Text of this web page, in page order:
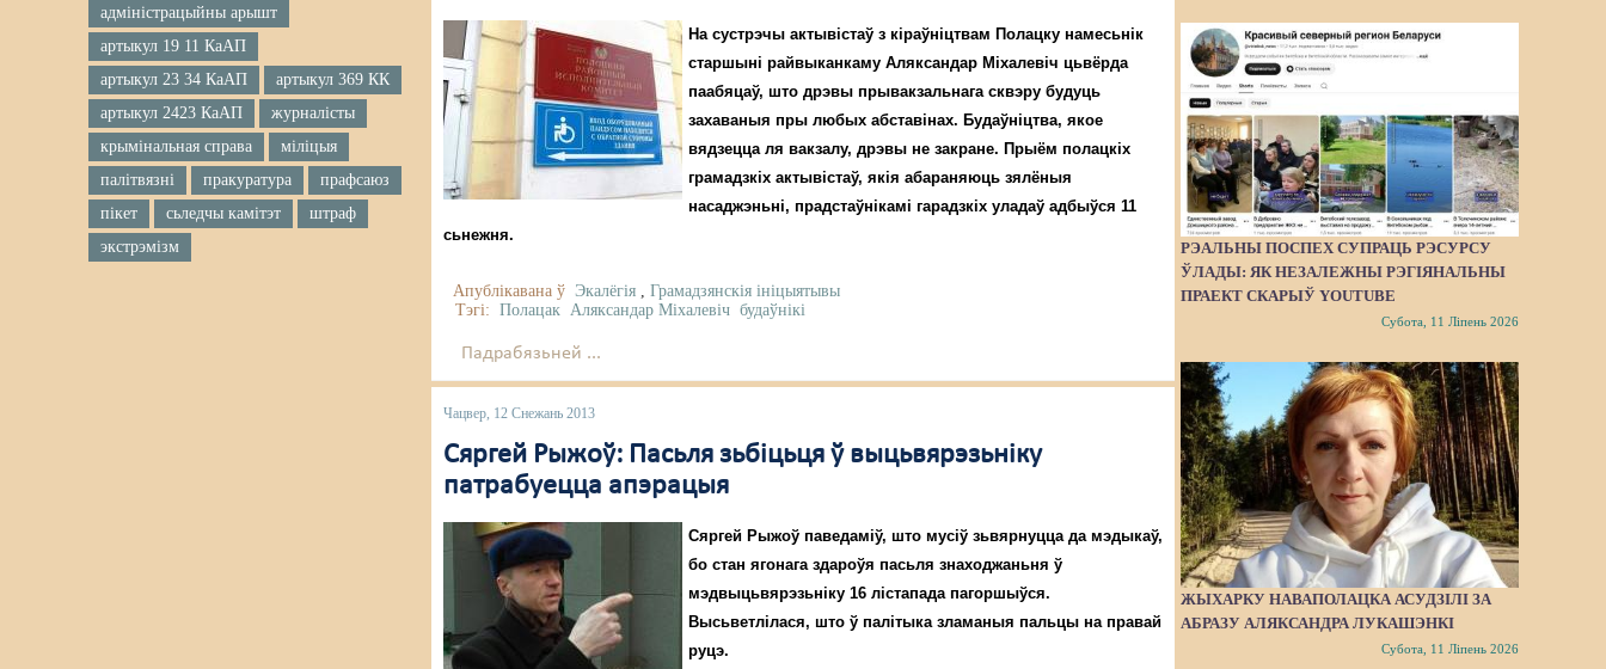
адміністрацыйны арышт
артыкул 19 11 КаАП
артыкул 23 34 КаАП
артыкул 369 КК
артыкул 2423 КаАП
журналісты
крымінальная справа
міліцыя
палітвязні
пракуратура
прафсаюз
пікет
сьледчы камітэт
штраф
экстрэмізм
На сустрэчы актывістаў з кіраўніцтвам Полацку намесьнік
старшыні райвыканкаму Аляксандар Міхалевіч цьвёрда
паабяцаў, што дрэвы прывакзальнага сквэру будуць
захаваныя пры любых абставінах. Будаўніцтва, якое
вядзецца ля вакзалу, дрэвы не закране. Прыём полацкіх
грамадзкіх актывістаў, якія абараняюць зялёныя
насаджэньні, прадстаўнікамі гарадзкіх уладаў адбыўся 11
сьнежня.
Апублікавана ў Экалёгія ,Грамадзянскія ініцыятывы
Тэгі:
Полацак Аляксандар Міхалевіч будаўнікі
Падрабязьней ...
Чацвер, 12 Снежань 2013
Сяргей Рыжоў: Пасьля зьбіцьця ў выцьвярэзьніку
патрабуецца апэрацыя
Сяргей Рыжоў паведаміў, што мусіў зьвярнуцца да мэдыкаў,
бо стан ягонага здароўя пасьля знаходжаньня ў
мэдвыцьвярэзьніку 16 лістапада пагоршыўся.
Высьветлілася, што ў палітыка зламаныя пальцы на правай
руцэ.
РЭАЛЬНЫ ПОСПЕХ СУПРАЦЬ РЭСУРСУ
ЎЛАДЫ: ЯК НЕЗАЛЕЖНЫ РЭГІЯНАЛЬНЫ
ПРАЕКТ СКАРЫЎ YOUTUBE
Субота, 11 Ліпень 2026
ЖЫХАРКУ НАВАПОЛАЦКА АСУДЗІЛІ ЗА
АБРАЗУ АЛЯКСАНДРА ЛУКАШЭНКІ
Субота, 11 Ліпень 2026